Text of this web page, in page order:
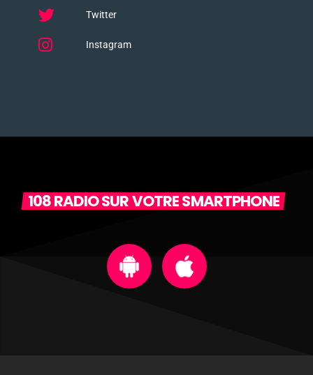
Twitter
Instagram
108 RADIO SUR VOTRE SMARTPHONE